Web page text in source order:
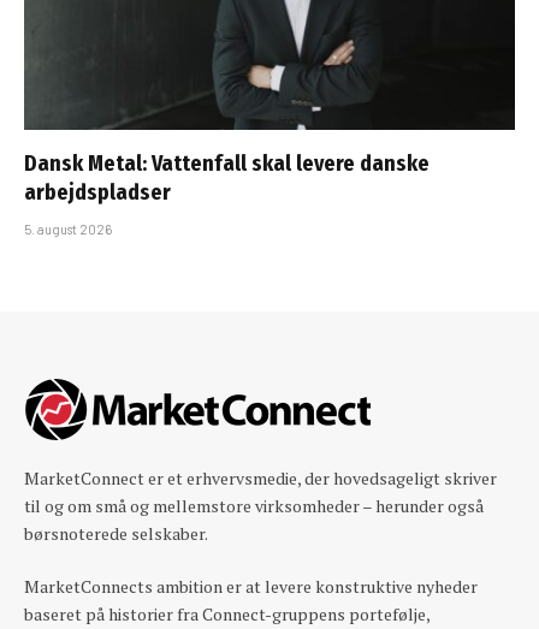
Dansk Metal: Vattenfall skal levere danske
arbejdspladser
5. august 2026
MarketConnect er et erhvervsmedie, der hovedsageligt skriver
til og om små og mellemstore virksomheder – herunder også
børsnoterede selskaber.
MarketConnects ambition er at levere konstruktive nyheder
baseret på historier fra Connect-gruppens portefølje,